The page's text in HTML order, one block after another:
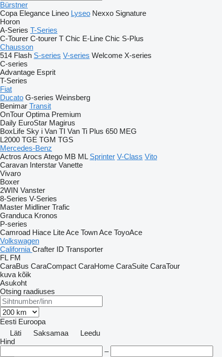
Bürstner
Copa Elegance Lineo Lyseo Nexxo Signature
Horon
A-Series T-Series
C-Tourer C-tourer T Chic E-Line Chic S-Plus
Chausson
514 Flash S-series V-series Welcome X-series
C-series
Advantage Esprit
T-Series
Fiat
Ducato G-series Weinsberg
Benimar Transit
OnTour Optima Premium
Daily EuroStar Magirus
BoxLife Sky i Van TI Van Ti Plus 650 MEG
L2000 TGE TGM TGS
Mercedes-Benz
Actros Arocs Atego MB ML Sprinter V-Class Vito
Caravan Interstar Vanette
Vivaro
Boxer
2WIN Vanster
8-Series V-Series
Master Midliner Trafic
Granduca Kronos
P-series
Camroad Hiace Lite Ace Town Ace ToyoAce
Volkswagen
California Crafter ID Transporter
FL FM
CaraBus CaraCompact CaraHome CaraSuite CaraTour
kuva kõik
Asukoht
Otsing raadiuses
Eesti Euroopa
Läti
Saksamaa
Leedu
Hind
–